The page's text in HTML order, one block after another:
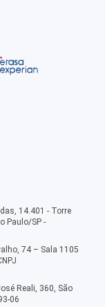
14.401 - Torre
Paulo/SP -
74 – Sala 1105
Reali, 360, São
06